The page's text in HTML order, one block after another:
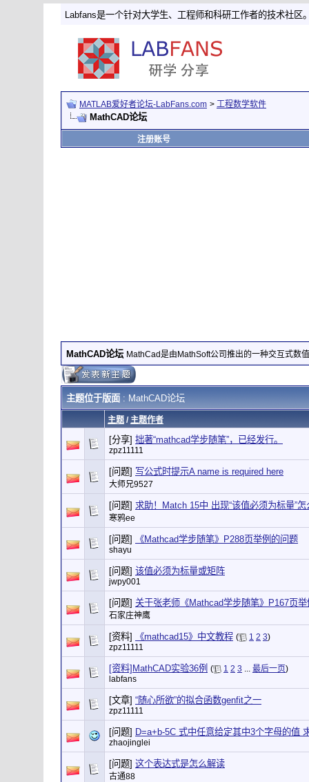
Labfans是一个针对大学生、工程师和科研工作者的技术社区
MATLAB爱好者论坛-LabFans.com > 工程数学软件
MathCAD论坛
注册账号
MathCAD论坛 MathCad是由MathSoft公司推出的一种交互式数
主题位于版面: MathCAD论坛
主题/ 主题作者
[分享] 拙著“mathcad学步随笔”，已经发行。
zpz11111
[问题] 写公式时提示A name is required here
大师兄9527
[问题] 求助！Match 15中 出现“该值必须为标量”
寒鸦ee
[问题] 《Mathcad学步随笔》P288页举例的问题
shayu
[问题] 该值必须为标量或矩阵
jwpy001
[问题] 关于张老师《Mathcad学步随笔》P167页
石家庄神鹰
[资料] 《mathcad15》中文教程 ( 1 2 3)
zpz11111
[资料]MathCAD实验36例 ( 1 2 3 ... 最后一页)
labfans
[文章] “随心所欲”的拟合函数genfit之一
zpz11111
[问题] D=a+b-5C 式中任意给定其中3个字母的值
zhaojinglei
[问题] 这个表达式是怎么解读
古通88